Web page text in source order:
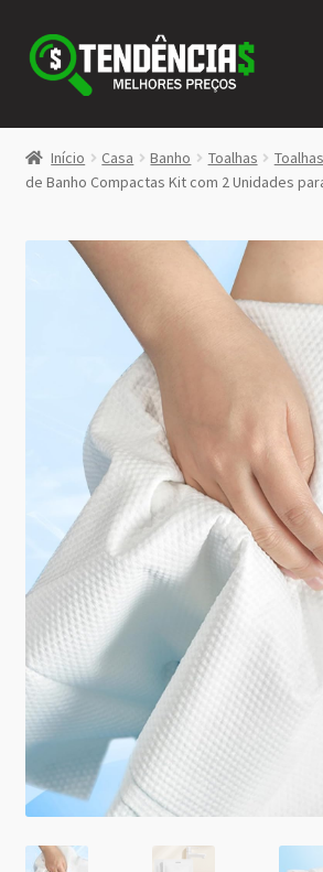
Pular
para
navegação
Pular
para
conteúdo
LOJA
<>
Início Casa Banho Toalhas
de Banho Compactas Kit com 2 Unidades